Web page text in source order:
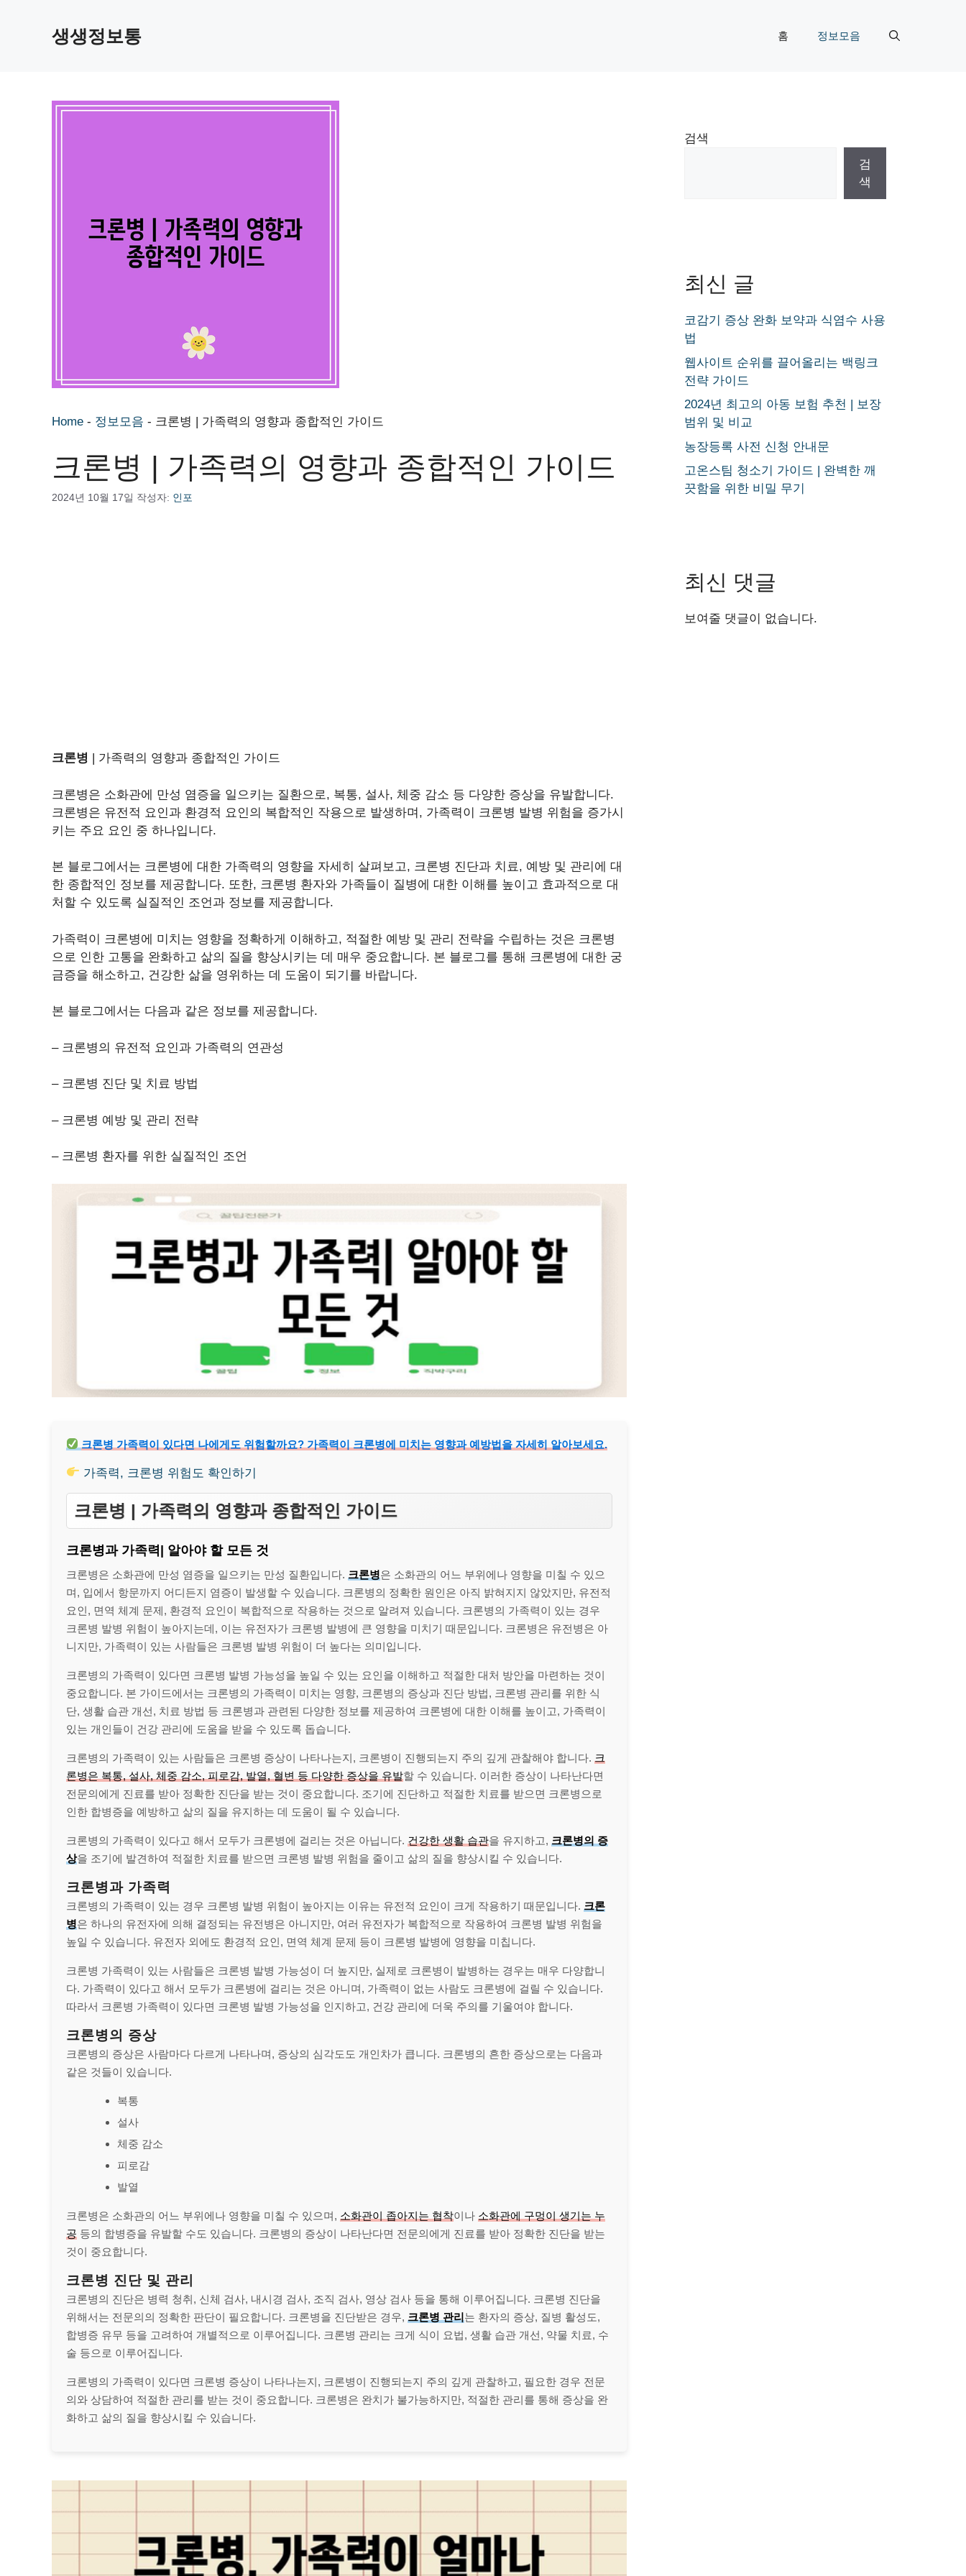
생생정보통 홈 정보모음
Home - 정보모음 - 크론병 | 가족력의 영향과 종합적인 가이드
크론병 | 가족력의 영향과 종합적인 가이드
2024년 10월 17일 작성자: 인포
크론병 | 가족력의 영향과 종합적인 가이드
크론병은 소화관에 만성 염증을 일으키는 질환으로, 복통, 설사, 체중 감소 등 다양한 증상을 유발합니다.
크론병은 유전적 요인과 환경적 요인의 복합적인 작용으로 발생하며, 가족력이 크론병 발병 위험을 증가시
키는 주요 요인 중 하나입니다.
본 블로그에서는 크론병에 대한 가족력의 영향을 자세히 살펴보고, 크론병 진단과 치료, 예방 및 관리에 대
한 종합적인 정보를 제공합니다. 또한, 크론병 환자와 가족들이 질병에 대한 이해를 높이고 효과적으로 대
처할 수 있도록 실질적인 조언과 정보를 제공합니다.
가족력이 크론병에 미치는 영향을 정확하게 이해하고, 적절한 예방 및 관리 전략을 수립하는 것은 크론병
으로 인한 고통을 완화하고 삶의 질을 향상시키는 데 매우 중요합니다. 본 블로그를 통해 크론병에 대한 궁
금증을 해소하고, 건강한 삶을 영위하는 데 도움이 되기를 바랍니다.
본 블로그에서는 다음과 같은 정보를 제공합니다.
– 크론병의 유전적 요인과 가족력의 연관성
– 크론병 진단 및 치료 방법
– 크론병 예방 및 관리 전략
– 크론병 환자를 위한 실질적인 조언
크론병 가족력이 있다면 나에게도 위험할까요? 가족력이 크론병에 미치는 영향과 예방법을 자세히 알아보세요.
가족력, 크론병 위험도 확인하기
크론병 | 가족력의 영향과 종합적인 가이드
크론병과 가족력| 알아야 할 모든 것
크론병은 소화관에 만성 염증을 일으키는 만성 질환입니다. 크론병은 소화관의 어느 부위에나 영향을 미칠 수 있으
며, 입에서 항문까지 어디든지 염증이 발생할 수 있습니다. 크론병의 정확한 원인은 아직 밝혀지지 않았지만, 유전적
요인, 면역 체계 문제, 환경적 요인이 복합적으로 작용하는 것으로 알려져 있습니다. 크론병의 가족력이 있는 경우
크론병 발병 위험이 높아지는데, 이는 유전자가 크론병 발병에 큰 영향을 미치기 때문입니다. 크론병은 유전병은 아
니지만, 가족력이 있는 사람들은 크론병 발병 위험이 더 높다는 의미입니다.
크론병의 가족력이 있다면 크론병 발병 가능성을 높일 수 있는 요인을 이해하고 적절한 대처 방안을 마련하는 것이
중요합니다. 본 가이드에서는 크론병의 가족력이 미치는 영향, 크론병의 증상과 진단 방법, 크론병 관리를 위한 식
단, 생활 습관 개선, 치료 방법 등 크론병과 관련된 다양한 정보를 제공하여 크론병에 대한 이해를 높이고, 가족력이
있는 개인들이 건강 관리에 도움을 받을 수 있도록 돕습니다.
크론병의 가족력이 있는 사람들은 크론병 증상이 나타나는지, 크론병이 진행되는지 주의 깊게 관찰해야 합니다. 크
론병은 복통, 설사, 체중 감소, 피로감, 발열, 혈변 등 다양한 증상을 유발할 수 있습니다. 이러한 증상이 나타난다면
전문의에게 진료를 받아 정확한 진단을 받는 것이 중요합니다. 조기에 진단하고 적절한 치료를 받으면 크론병으로
인한 합병증을 예방하고 삶의 질을 유지하는 데 도움이 될 수 있습니다.
크론병의 가족력이 있다고 해서 모두가 크론병에 걸리는 것은 아닙니다. 건강한 생활 습관을 유지하고, 크론병의 증
상을 조기에 발견하여 적절한 치료를 받으면 크론병 발병 위험을 줄이고 삶의 질을 향상시킬 수 있습니다.
크론병과 가족력
크론병의 가족력이 있는 경우 크론병 발병 위험이 높아지는 이유는 유전적 요인이 크게 작용하기 때문입니다. 크론
병은 하나의 유전자에 의해 결정되는 유전병은 아니지만, 여러 유전자가 복합적으로 작용하여 크론병 발병 위험을
높일 수 있습니다. 유전자 외에도 환경적 요인, 면역 체계 문제 등이 크론병 발병에 영향을 미칩니다.
크론병 가족력이 있는 사람들은 크론병 발병 가능성이 더 높지만, 실제로 크론병이 발병하는 경우는 매우 다양합니
다. 가족력이 있다고 해서 모두가 크론병에 걸리는 것은 아니며, 가족력이 없는 사람도 크론병에 걸릴 수 있습니다.
따라서 크론병 가족력이 있다면 크론병 발병 가능성을 인지하고, 건강 관리에 더욱 주의를 기울여야 합니다.
크론병의 증상
크론병의 증상은 사람마다 다르게 나타나며, 증상의 심각도도 개인차가 큽니다. 크론병의 흔한 증상으로는 다음과
같은 것들이 있습니다.
복통
설사
체중 감소
피로감
발열
크론병은 소화관의 어느 부위에나 영향을 미칠 수 있으며, 소화관이 좁아지는 협착이나 소화관에 구멍이 생기는 누
공 등의 합병증을 유발할 수도 있습니다. 크론병의 증상이 나타난다면 전문의에게 진료를 받아 정확한 진단을 받는
것이 중요합니다.
크론병 진단 및 관리
크론병의 진단은 병력 청취, 신체 검사, 내시경 검사, 조직 검사, 영상 검사 등을 통해 이루어집니다. 크론병 진단을
위해서는 전문의의 정확한 판단이 필요합니다. 크론병을 진단받은 경우, 크론병 관리는 환자의 증상, 질병 활성도,
합병증 유무 등을 고려하여 개별적으로 이루어집니다. 크론병 관리는 크게 식이 요법, 생활 습관 개선, 약물 치료, 수
술 등으로 이루어집니다.
크론병의 가족력이 있다면 크론병 증상이 나타나는지, 크론병이 진행되는지 주의 깊게 관찰하고, 필요한 경우 전문
의와 상담하여 적절한 관리를 받는 것이 중요합니다. 크론병은 완치가 불가능하지만, 적절한 관리를 통해 증상을 완
화하고 삶의 질을 향상시킬 수 있습니다.
검색
검
색
최신 글
코감기 증상 완화 보약과 식염수 사용
법
웹사이트 순위를 끌어올리는 백링크
전략 가이드
2024년 최고의 아동 보험 추천 | 보장
범위 및 비교
농장등록 사전 신청 안내문
고온스팀 청소기 가이드 | 완벽한 깨
끗함을 위한 비밀 무기
최신 댓글
보여줄 댓글이 없습니다.